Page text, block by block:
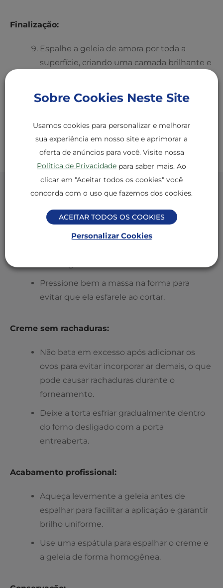
Finalização:
Espalhe a geleia de amora por toda a
superfície, criando uma camada brilhante e
Se preferir, leve à geladeira antes de servir
Dicas profissionais
Textura perfeita da base:
A farofa deve estar úmida o suficiente para
compactar, mas não encharcada. Se
Pressione bem a massa na forma para
evitar que ela esfarele ao cortar.
Creme sem rachaduras:
Não bata em excesso após adicionar os
ovos para evitar incorporar ar demais, o que
pode causar rachaduras durante o
forneamento.
Deixe a torta esfriar gradualmente dentro
do forno desligado com a porta
entreaberta.
Acabamento profissional:
Aqueça levemente a geleia antes de
espalhar para facilitar a aplicação e garantir
brilho uniforme.
Use uma espátula para espalhar o creme e
a geleia de forma homogênea.
Sobre Cookies Neste Site
Usamos cookies para personalizar e melhorar
sua experiência em nosso site e aprimorar a
oferta de anúncios para você. Visite nossa
Política de Privacidade para saber mais. Ao
clicar em "Aceitar todos os cookies" você
concorda com o uso que fazemos dos cookies.
ACEITAR TODOS OS COOKIES
Personalizar Cookies